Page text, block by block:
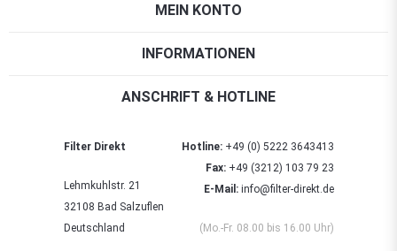
MEIN KONTO
INFORMATIONEN
ANSCHRIFT & HOTLINE
Filter Direkt
Lehmkuhlstr. 21
32108 Bad Salzuflen
Deutschland
Hotline:+49 (0) 5222 3643413
Fax:+49 (3212) 103 79 23
E-Mail:info@filter-direkt.de
(Mo.-Fr. 08.00 bis 16.00 Uhr)